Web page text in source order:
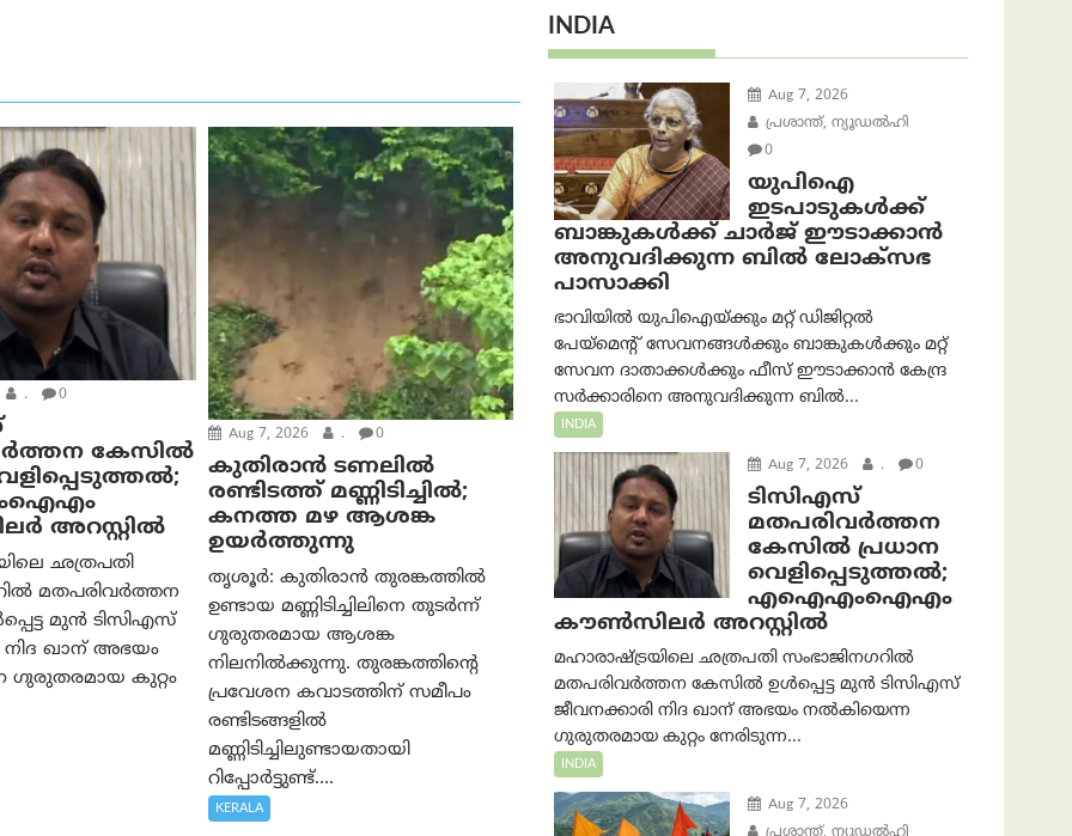
. 0
കേസിൽ
അറസ്റ്റിൽ
ഛത്രപതി
മതപരിവർത്തന
മുൻ ടിസിഎസ്
നിദ ഖാന് അഭയം
ഗുരുതരമായ കുറ്റം
Aug 7, 2026 . 0
കുതിരാൻ ടണലിൽ
രണ്ടിടത്ത് മണ്ണിടിച്ചിൽ;
കനത്ത മഴ ആശങ്ക
ഉയർത്തുന്നു
തൃശൂർ: കുതിരാൻ തുരങ്കത്തിൽ
ഉണ്ടായ മണ്ണിടിച്ചിലിനെ തുടർന്ന്
ഗുരുതരമായ ആശങ്ക
നിലനിൽക്കുന്നു. തുരങ്കത്തിന്റെ
പ്രവേശന കവാടത്തിന് സമീപം
രണ്ടിടങ്ങളിൽ
മണ്ണിടിച്ചിലുണ്ടായതായി
റിപ്പോർട്ടുണ്ട്....
KERALA
INDIA
Aug 7, 2026
പ്രശാന്ത്, ന്യൂഡല്‍ഹി
0
യുപിഐ
ഇടപാടുകൾക്ക്
ബാങ്കുകൾക്ക് ചാർജ് ഈടാക്കാൻ
അനുവദിക്കുന്ന ബിൽ ലോക്‌സഭ
പാസാക്കി
ഭാവിയിൽ യുപിഐയ്ക്കും മറ്റ് ഡിജിറ്റൽ
പേയ്‌മെന്റ് സേവനങ്ങൾക്കും ബാങ്കുകൾക്കും മറ്റ്
സേവന ദാതാക്കൾക്കും ഫീസ് ഈടാക്കാൻ കേന്ദ്ര
സർക്കാരിനെ അനുവദിക്കുന്ന ബിൽ...
INDIA
Aug 7, 2026 . 0
ടിസിഎസ്
മതപരിവർത്തന
കേസിൽ പ്രധാന
വെളിപ്പെടുത്തൽ;
എഐഎംഐഎം
കൗൺസിലർ അറസ്റ്റിൽ
മഹാരാഷ്ട്രയിലെ ഛത്രപതി സംഭാജിനഗറിൽ
മതപരിവർത്തന കേസിൽ ഉൾപ്പെട്ട മുൻ ടിസിഎസ്
ജീവനക്കാരി നിദ ഖാന് അഭയം നൽകിയെന്ന
ഗുരുതരമായ കുറ്റം നേരിടുന്ന...
INDIA
Aug 7, 2026